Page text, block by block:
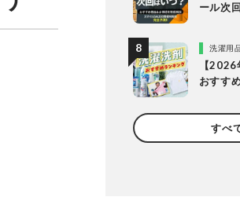
ール次
洗濯用
【
おすす
ル・粉
検証
すべ